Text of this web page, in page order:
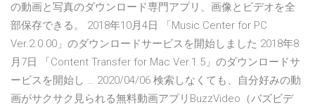
の動画と写真のダウンロード専門アプリ、画像とビデオを全
部保存できる。 2018年10月4日 「Music Center for PC
Ver.2.0.00」のダウンロードサービスを開始しました 2018年8
月7日 「Content Transfer for Mac Ver.1.5」のダウンロードサ
ービスを開始し … 2020/04/06 検索しなくても、自分好みの動
画がサクサク見られる無料動画アプリBuzzVideo（バズビデ